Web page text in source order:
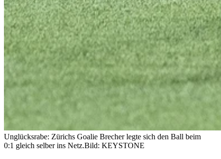
Unglücksrabe: Zürichs Goalie Brecher legte sich den Ball beim
0:1 gleich selber ins Netz.Bild: KEYSTONE